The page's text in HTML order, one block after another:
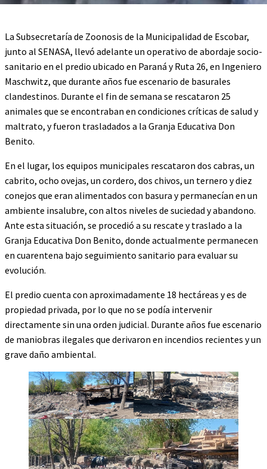
La Subsecretaría de Zoonosis de la Municipalidad de Escobar,
junto al SENASA, llevó adelante un operativo de abordaje socio-
sanitario en el predio ubicado en Paraná y Ruta 26, en Ingeniero
Maschwitz, que durante años fue escenario de basurales
clandestinos. Durante el fin de semana se rescataron 25
animales que se encontraban en condiciones críticas de salud y
maltrato, y fueron trasladados a la Granja Educativa Don
Benito.
En el lugar, los equipos municipales rescataron dos cabras, un
cabrito, ocho ovejas, un cordero, dos chivos, un ternero y diez
conejos que eran alimentados con basura y permanecían en un
ambiente insalubre, con altos niveles de suciedad y abandono.
Ante esta situación, se procedió a su rescate y traslado a la
Granja Educativa Don Benito, donde actualmente permanecen
en cuarentena bajo seguimiento sanitario para evaluar su
evolución.
El predio cuenta con aproximadamente 18 hectáreas y es de
propiedad privada, por lo que no se podía intervenir
directamente sin una orden judicial. Durante años fue escenario
de maniobras ilegales que derivaron en incendios recientes y un
grave daño ambiental.